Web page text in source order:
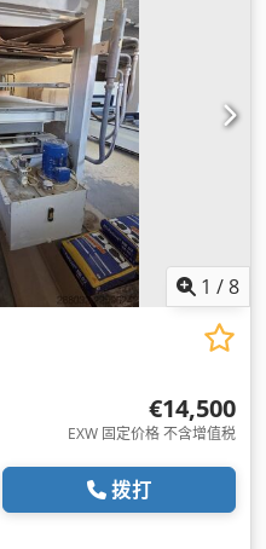
1 /8
€14,500
EXW 固定价格 不含增值税
拨打